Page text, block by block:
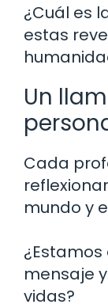
¿Cuál es
estas
Un
Cada
mundo y
mensaje
vidas?